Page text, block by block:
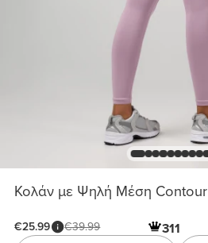
Κολάν με Ψηλή Μέση Contour
€25.99 €39.99 311